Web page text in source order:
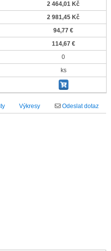
2 464,01 Kč
2 981,45 Kč
94,77 €
114,67 €
0
ks
Výkresy Odeslat dotaz